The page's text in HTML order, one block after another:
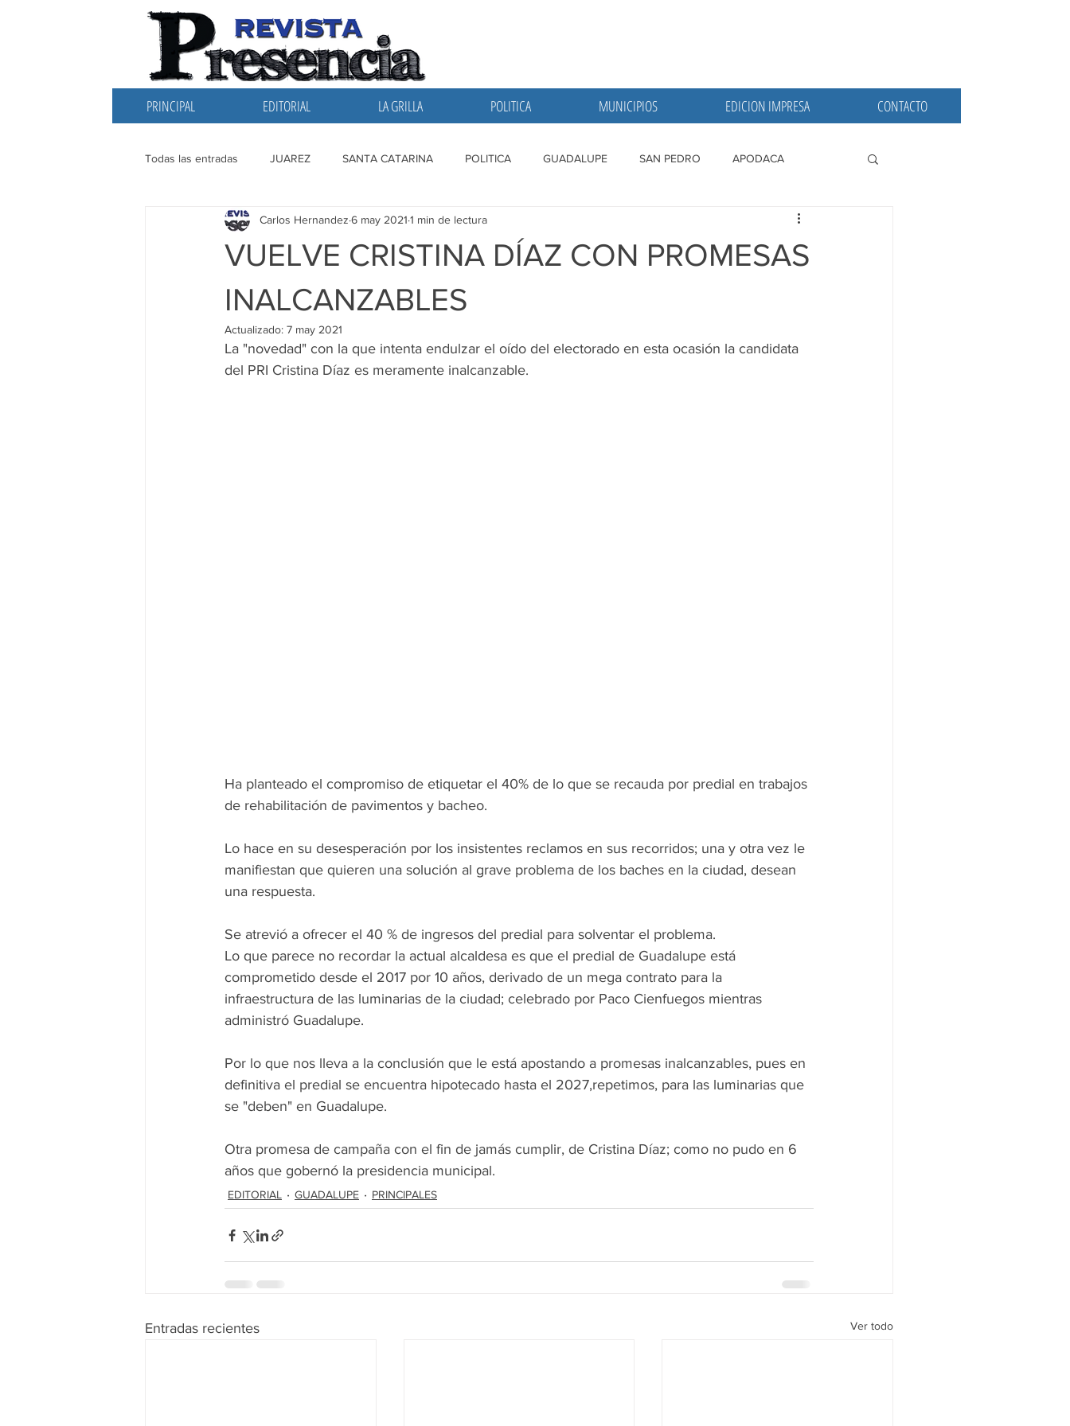
PRINCIPAL EDITORIAL LA GRILLA POLITICA MUNICIPIOS EDICION IMPRESA CONTACTO
Todas las entradas JUAREZ SANTA CATARINA POLITICA GUADALUPE SAN PEDRO APODACA
EDITORIAL SANTIAGO LA GRILLA SAN NICOLAS
VUELVE CRISTINA DÍAZ CON PROMESAS
INALCANZABLES
Carlos Hernandez 6 may 2021 1 min de lectura
Actualizado: 7 may 2021
La "novedad" con la que intenta endulzar el oído del electorado en esta ocasión la candidata
del PRI Cristina Díaz es meramente inalcanzable.
Ha planteado el compromiso de etiquetar el 40% de lo que se recauda por predial en trabajos
de rehabilitación de pavimentos y bacheo.
Lo hace en su desesperación por los insistentes reclamos en sus recorridos; una y otra vez le
manifiestan que quieren una solución al grave problema de los baches en la ciudad, desean
una respuesta.
Se atrevió a ofrecer el 40 % de ingresos del predial para solventar el problema.
Lo que parece no recordar la actual alcaldesa es que el predial de Guadalupe está
comprometido desde el 2017 por 10 años, derivado de un mega contrato para la
infraestructura de las luminarias de la ciudad; celebrado por Paco Cienfuegos mientras
administró Guadalupe.
Por lo que nos lleva a la conclusión que le está apostando a promesas inalcanzables, pues en
definitiva el predial se encuentra hipotecado hasta el 2027,repetimos, para las luminarias que
se "deben" en Guadalupe.
Otra promesa de campaña con el fin de jamás cumplir, de Cristina Díaz; como no pudo en 6
años que gobernó la presidencia municipal.
EDITORIAL GUADALUPE PRINCIPALES
Entradas recientes Ver todo